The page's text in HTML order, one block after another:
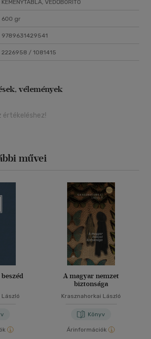
KEMÉNYTÁBLA, VÉDŐBORÍTÓ
600 gr
9789631429541
2226958 / 1081415
vélemények
értékeléshez!
művei
László
A magyar nemzet
biztonsága
Krasznahorkai László
Könyv
Árinformációk